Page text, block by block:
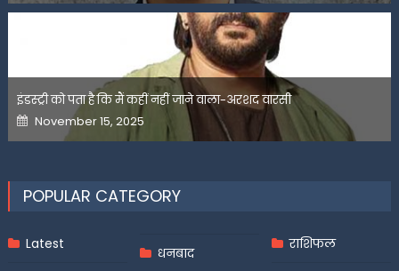
इंडस्ट्री को पता है कि मैं कहीं नहीं जाने वाला-अरशद वारसी
Posted
on
November 15, 2025
POPULAR CATEGORY
Latest
धनबाद
राशिफल